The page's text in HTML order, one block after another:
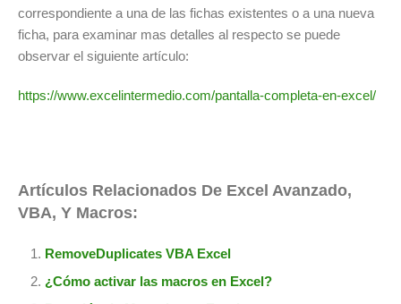
correspondiente a una de las fichas existentes o a una nueva
ficha, para examinar mas detalles al respecto se puede
observar el siguiente artículo:
https://www.excelintermedio.com/pantalla-completa-en-excel/
Artículos Relacionados De Excel Avanzado,
VBA, Y Macros:
RemoveDuplicates VBA Excel
¿Cómo activar las macros en Excel?